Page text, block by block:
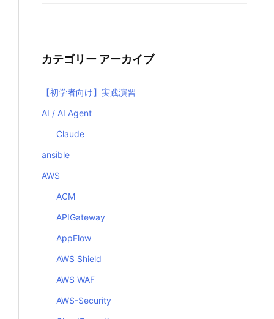
カテゴリー アーカイブ
【初学者向け】実践演習
AI / AI Agent
Claude
ansible
AWS
ACM
APIGateway
AppFlow
AWS Shield
AWS WAF
AWS-Security